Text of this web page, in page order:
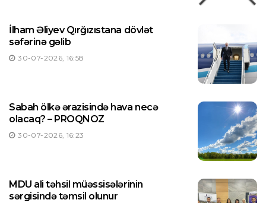
İlham Əliyev Qırğızıstana dövlət
səfərinə gəlib
30-07-2026, 16:58
Sabah ölkə ərazisində hava necə
olacaq? – PROQNOZ
30-07-2026, 16:23
MDU ali təhsil müəssisələrinin
sərgisində təmsil olunur